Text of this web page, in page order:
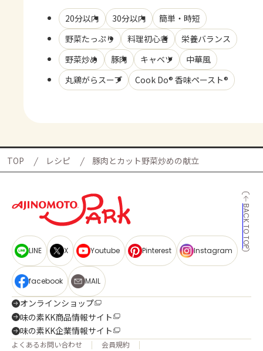
20分以内 30分以内
簡単・時短
野菜たっぷり
料理初心者
栄養バランス
野菜炒め
豚肉 キャベツ
中華風
丸鶏がらスープ
Cook Do® 香味ペースト®
TOP レシピ 豚肉とカット野菜炒めの献立
BACK TO TOP
LINE X Youtube Pinterest Instagram
facebook MAIL
オンラインショップ
味の素KK商品情報サイト
味の素KK企業情報サイト
よくあるお問い合わせ
会員規約